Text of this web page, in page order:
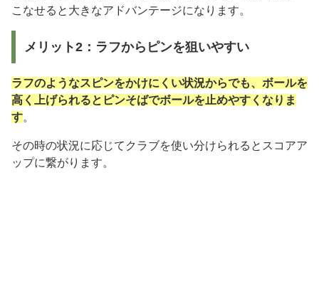
こなせると大きなアドバンテージになります。
メリット2：ラフからピンを狙いやすい
ラフのようなスピンをかけにくい状況からでも、ボールを
高く上げられるとピンそばでボールを止めやすくなりま
す。
その時の状況に応じてクラブを使い分けられるとスコアア
ップに繋がります。